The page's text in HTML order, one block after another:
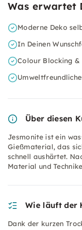
Was erwartet
Moderne Deko
In Deinen
Colour Blocking &
Über diesen
Jesmonite ist ein
Gießmaterial, das
schnell aushärtet.
Material und
Wie läuft der
Dank der kurzen